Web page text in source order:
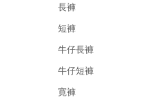
長褲
短褲
牛仔長褲
牛仔短褲
寛褲